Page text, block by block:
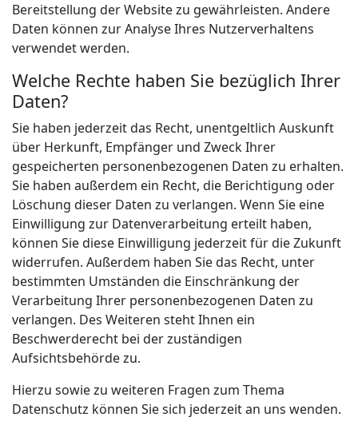
Bereitstellung der Website zu gewährleisten. Andere
Daten können zur Analyse Ihres Nutzerverhaltens
verwendet werden.
Welche Rechte haben Sie bezüglich Ihrer
Daten?
Sie haben jederzeit das Recht, unentgeltlich Auskunft
über Herkunft, Empfänger und Zweck Ihrer
gespeicherten personenbezogenen Daten zu erhalten.
Sie haben außerdem ein Recht, die Berichtigung oder
Löschung dieser Daten zu verlangen. Wenn Sie eine
Einwilligung zur Datenverarbeitung erteilt haben,
können Sie diese Einwilligung jederzeit für die Zukunft
widerrufen. Außerdem haben Sie das Recht, unter
bestimmten Umständen die Einschränkung der
Verarbeitung Ihrer personenbezogenen Daten zu
verlangen. Des Weiteren steht Ihnen ein
Beschwerderecht bei der zuständigen
Aufsichtsbehörde zu.
Hierzu sowie zu weiteren Fragen zum Thema
Datenschutz können Sie sich jederzeit an uns wenden.